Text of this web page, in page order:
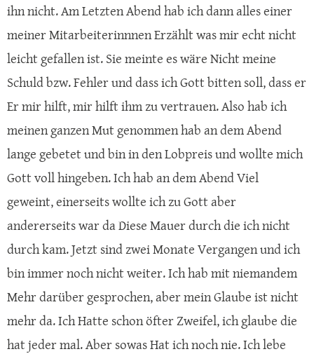
ihn nicht. Am Letzten Abend hab ich dann alles einer
meiner Mitarbeiterinnnen Erzählt was mir echt nicht
leicht gefallen ist. Sie meinte es wäre Nicht meine
Schuld bzw. Fehler und dass ich Gott bitten soll, dass er
Er mir hilft, mir hilft ihm zu vertrauen. Also hab ich
meinen ganzen Mut genommen hab an dem Abend
lange gebetet und bin in den Lobpreis und wollte mich
Gott voll hingeben. Ich hab an dem Abend Viel
geweint, einerseits wollte ich zu Gott aber
andererseits war da Diese Mauer durch die ich nicht
durch kam. Jetzt sind zwei Monate Vergangen und ich
bin immer noch nicht weiter. Ich hab mit niemandem
Mehr darüber gesprochen, aber mein Glaube ist nicht
mehr da. Ich Hatte schon öfter Zweifel, ich glaube die
hat jeder mal. Aber sowas Hat ich noch nie. Ich lebe